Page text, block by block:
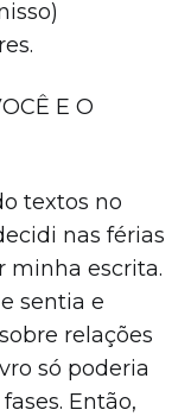
E O
textos no
nas férias
minha escrita.
sentia e
relações
só poderia
Então,